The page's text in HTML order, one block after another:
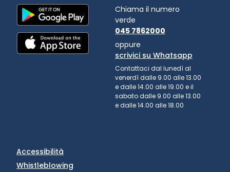
Chiama il numero
verde
045 7862000
oppure
scrivici su Whatsapp
Contattaci dal lunedì al
venerdì dalle 9.00 alle 13.00
e dalle 14.00 alle 19.00 e il
sabato dalle 9.00 alle 13.00
e dalle 14.00 alle 18.00
Accessibilità
Whistleblowing